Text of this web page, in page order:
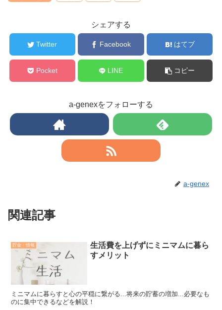
シェアする
Twitter Facebook はてブ
Pocket LINE コピー
a-genexをフォローする
a-genex
関連記事
貯金・情報
生活費を上げずにミニマムに暮ら
すメリット
ミニマムに暮らすと心の平穏に繋がる...将来の貯蓄の増加...必要なも
のに集中できるなどを解説！